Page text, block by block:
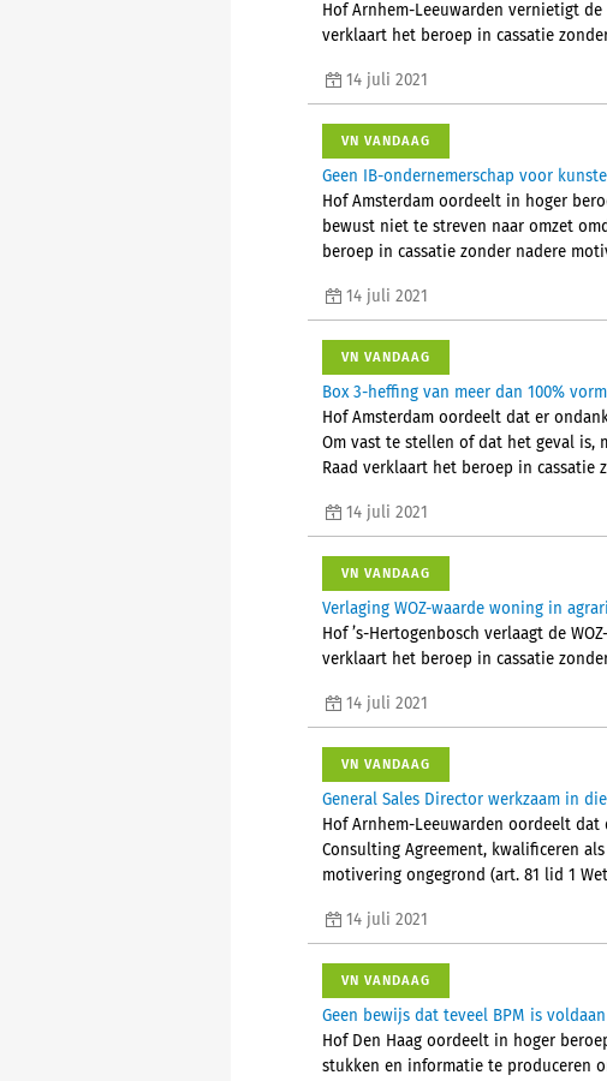
Hof Arnhem-Leeuwarden vernietigt
verklaart het beroep in cassatie
14 juli 2021
VN VANDAAG
Geen IB-ondernemerschap voor
Hof Amsterdam oordeelt in hoger
bewust niet te streven naar omzet
beroep in cassatie zonder nadere
14 juli 2021
VN VANDAAG
Box 3-heffing van meer dan 100%
Hof Amsterdam oordeelt dat er
Om vast te stellen of dat het geval is,
Raad verklaart het beroep in cassatie
14 juli 2021
VN VANDAAG
Verlaging WOZ-waarde woning in
Hof ’s-Hertogenbosch verlaagt de
verklaart het beroep in cassatie
14 juli 2021
VN VANDAAG
General Sales Director werkzaam in
Hof Arnhem-Leeuwarden oordeelt dat
Consulting Agreement, kwalificeren
motivering ongegrond (art. 81 lid 1 Wet
14 juli 2021
VN VANDAAG
Geen bewijs dat teveel BPM is voldaan
Hof Den Haag oordeelt in hoger
stukken en informatie te produceren